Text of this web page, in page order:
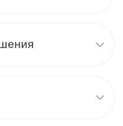
раскладах на общие
и эмоциональному